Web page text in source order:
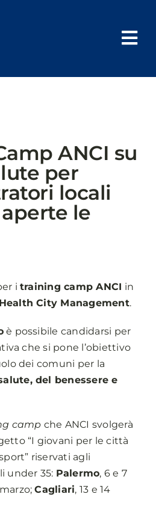
ANCI su
per
locali
le
i training camp ANCI in
City Management.
è possibile candidarsi per
che si pone l’obiettivo
dei comuni per la
del benessere e
camp che ANCI svolgerà
“I giovani per le città
riservati agli
under 35: Palermo, 6 e 7
Cagliari, 13 e 14